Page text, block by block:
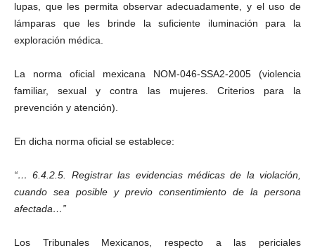
lupas, que les permita observar adecuadamente, y el uso de
lámparas que les brinde la suficiente iluminación para la
exploración médica.
La norma oficial mexicana NOM-046-SSA2-2005 (violencia
familiar, sexual y contra las mujeres. Criterios para la
prevención y atención).
En dicha norma oficial se establece:
“… 6.4.2.5. Registrar las evidencias médicas de la violación,
cuando sea posible y previo consentimiento de la persona
afectada…”
Los Tribunales Mexicanos, respecto a las periciales